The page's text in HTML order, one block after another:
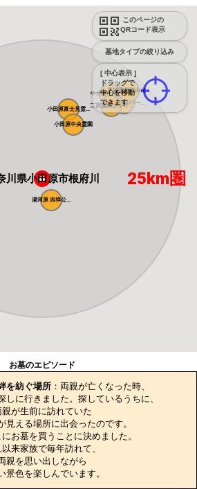
このページの
QRコード表示
墓地タイプの絞り込み
[ 中心表示 ]
ドラッグで
中心を移動
できます
小田原富士見霊...
中井富士見霊園
湯河原 吉祥公...
メモリアルパー...
二宮霊園ひかり...
平塚霊園那由佗...
小田原中央霊園
川県小田原市根府川 25km圏
お墓のエピソード
を紡ぐ場所 ：両親が亡くなった時、
しに行きました。探しているうちに、
親が生前に訪れていた
見える場所に出会ったのです。
お墓を買うことに決めました。
以来家族で毎年訪れて、
親を思い出しながら
景色を楽しんでいます。